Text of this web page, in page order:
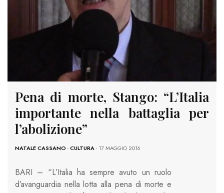
Pena di morte, Stango: “L’Italia
importante nella battaglia per
l’abolizione”
NATALE CASSANO -CULTURA- 17 MAGGIO 2016
BARI – “L’Italia ha sempre avuto un ruolo
d’avanguardia nella lotta alla pena di morte e